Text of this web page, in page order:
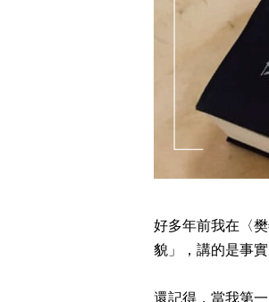
好多年前我在〈
貌」，講的是事實
還記得，當我第